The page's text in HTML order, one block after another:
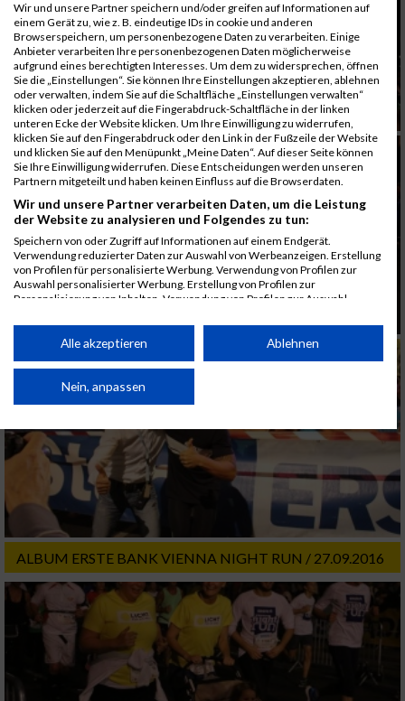
ALBUM ERSTE BANK VIENNA NIGHT RUN / 27.09.2016
Wir und unsere Partner speichern und/oder greifen auf Informationen auf
einem Gerät zu, wie z. B. eindeutige IDs in cookie und anderen
Browserspeichern, um personenbezogene Daten zu verarbeiten. Einige
Anbieter verarbeiten Ihre personenbezogenen Daten möglicherweise
aufgrund eines berechtigten Interesses. Um dem zu widersprechen, öffnen
Sie die „Einstellungen“. Sie können Ihre Einstellungen akzeptieren, ablehnen
oder verwalten, indem Sie auf die Schaltfläche „Einstellungen verwalten“
klicken oder jederzeit auf die Fingerabdruck-Schaltfläche in der linken
unteren Ecke der Website klicken. Um Ihre Einwilligung zu widerrufen,
klicken Sie auf den Fingerabdruck oder den Link in der Fußzeile der Website
und klicken Sie auf den Menüpunkt „Meine Daten“. Auf dieser Seite können
Sie Ihre Einwilligung widerrufen. Diese Entscheidungen werden unseren
Partnern mitgeteilt und haben keinen Einfluss auf die Browserdaten.
Wir und unsere Partner verarbeiten Daten, um die Leistung
der Website zu analysieren und Folgendes zu tun:
Speichern von oder Zugriff auf Informationen auf einem Endgerät.
Verwendung reduzierter Daten zur Auswahl von Werbeanzeigen. Erstellung
von Profilen für personalisierte Werbung. Verwendung von Profilen zur
Auswahl personalisierter Werbung. Erstellung von Profilen zur
Personalisierung von Inhalten. Verwendung von Profilen zur Auswahl
Performance von Inhalten. Analyse von Zielgruppen durch Statistiken oder
Kombinationen von Daten aus verschiedenen Quellen. Entwicklung und
von Inhalten.
Daten können außerhalb der Europäischen Union weitergegeben und in die
Website/App.
Partnerliste anzeigen (1 IAB-Anbieter)
Wir nutzen Ihre Daten für folgende Zwecke:
IAB-Verarbeitungszwecke:
auf einem Endgerät
Verwendung reduzierter Daten zur Auswahl
von Werbeanzeigen
Erstellung von Profilen für personalisierte
Alle akzeptieren Ablehnen
Nein, anpassen